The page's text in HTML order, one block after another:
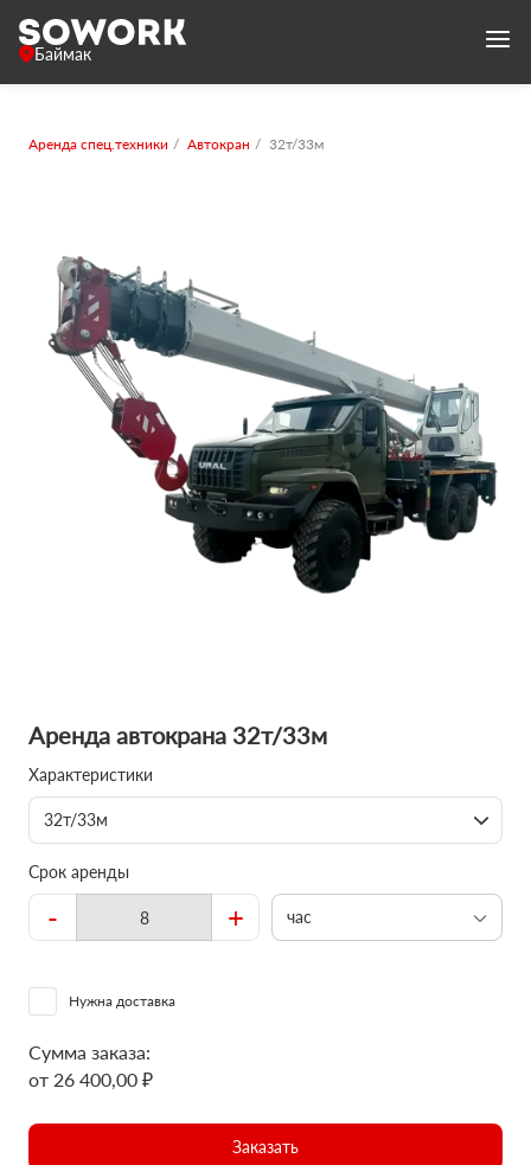
Баймак
Аренда спец.техники Автокран 32т/33м
Аренда автокрана 32т/33м
Характеристики
32т/33м
Срок аренды
- + час
Нужна доставка
Сумма заказа:
от 26 400,00 ₽
Заказать